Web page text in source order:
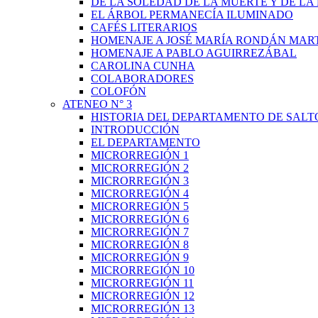
EL ÁRBOL PERMANECÍA ILUMINADO
CAFÉS LITERARIOS
HOMENAJE A JOSÉ MARÍA RONDÁN
HOMENAJE A PABLO AGUIRREZÁBAL
CAROLINA CUNHA
COLABORADORES
COLOFÓN
ATENEO N° 3
HISTORIA DEL DEPARTAMENTO DE
INTRODUCCIÓN
EL DEPARTAMENTO
MICRORREGIÓN 1
MICRORREGIÓN 2
MICRORREGIÓN 3
MICRORREGIÓN 4
MICRORREGIÓN 5
MICRORREGIÓN 6
MICRORREGIÓN 7
MICRORREGIÓN 8
MICRORREGIÓN 9
MICRORREGIÓN 10
MICRORREGIÓN 11
MICRORREGIÓN 12
MICRORREGIÓN 13